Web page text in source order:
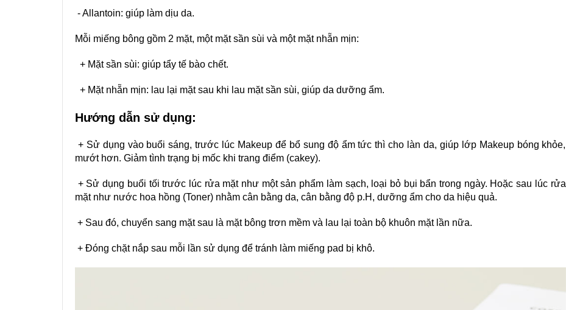
- Allantoin: giúp làm dịu da.
Mỗi miếng bông gồm 2 mặt, một mặt sần sùi và một mặt nhẵn mịn:
+ Mặt sần sùi: giúp tẩy tế bào chết.
+ Mặt nhẵn mịn: lau lại mặt sau khi lau mặt sần sùi, giúp da dưỡng ẩm.
Hướng dẫn sử dụng:
+ Sử dụng vào buổi sáng, trước lúc Makeup để bổ sung độ ẩm tức thì cho làn da, giúp lớp Makeup bóng khỏe,
mướt hơn. Giảm tình trạng bị mốc khi trang điểm (cakey).
+ Sử dụng buổi tối trước lúc rửa mặt như một sản phẩm làm sạch, loại bỏ bụi bẩn trong ngày. Hoặc sau lúc rửa
mặt như nước hoa hồng (Toner) nhằm cân bằng da, cân bằng độ p.H, dưỡng ẩm cho da hiệu quả.
+ Sau đó, chuyển sang mặt sau là mặt bông trơn mềm và lau lại toàn bộ khuôn mặt lần nữa.
+ Đóng chặt nắp sau mỗi lần sử dụng để tránh làm miếng pad bị khô.